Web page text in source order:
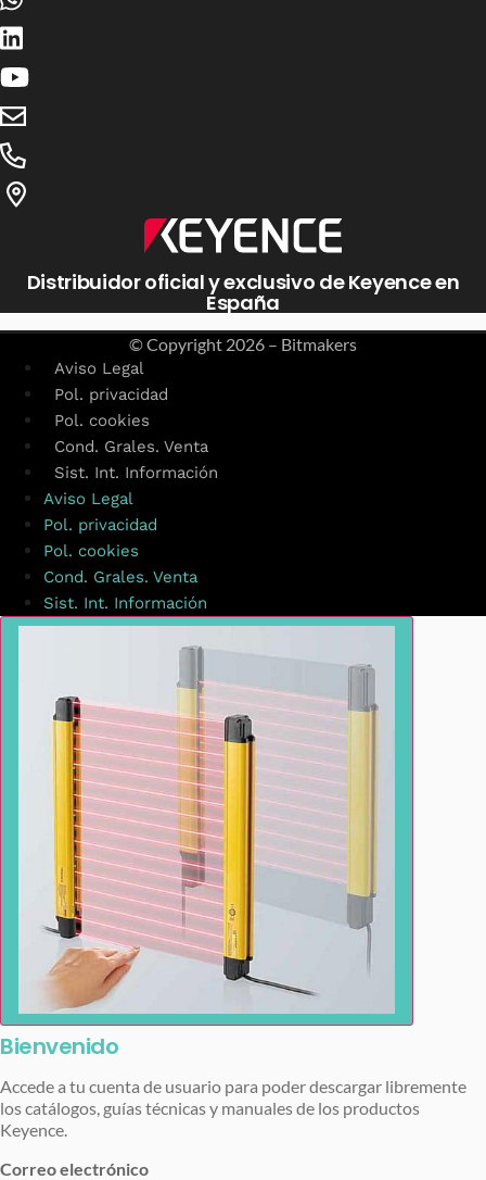
Distribuidor oficial y exclusivo de Keyence en
España
© Copyright 2026 – Bitmakers
Aviso Legal
Pol. privacidad
Pol. cookies
Cond. Grales. Venta
Sist. Int. Información
Aviso Legal
Pol. privacidad
Pol. cookies
Cond. Grales. Venta
Sist. Int. Información
Bienvenido
Accede a tu cuenta de usuario para poder descargar libremente
los catálogos, guías técnicas y manuales de los productos
Keyence.
Correo electrónico